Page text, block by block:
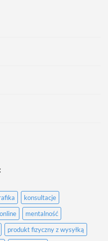
konsultacje
mentalność
produkt fizyczny z wysyłką